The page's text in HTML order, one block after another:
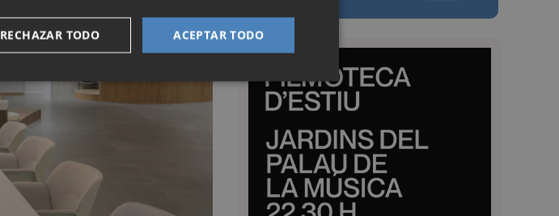
ACEPTAR TODO
RECHAZAR TODO